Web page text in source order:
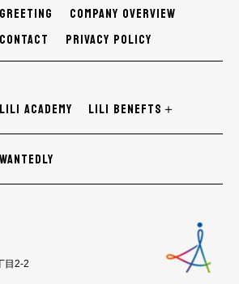
GREETING
COMPANY OVERVIEW
CONTACT
PRIVACY POLICY
LiLi Academy LiLi Benefts＋
WANTEDLY
目2-2